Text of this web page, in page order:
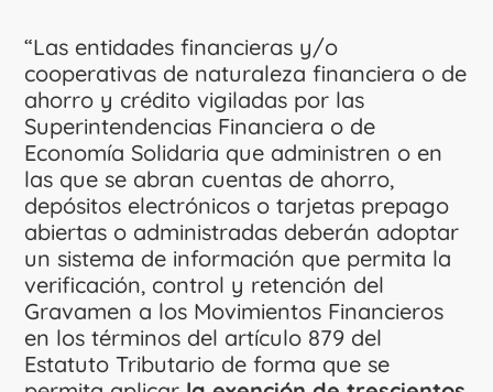
“Las entidades financieras y/o
cooperativas de naturaleza financiera o de
ahorro y crédito vigiladas por las
Superintendencias Financiera o de
Economía Solidaria que administren o en
las que se abran cuentas de ahorro,
depósitos electrónicos o tarjetas prepago
abiertas o administradas deberán adoptar
un sistema de información que permita la
verificación, control y retención del
Gravamen a los Movimientos Financieros
en los términos del artículo 879 del
Estatuto Tributario de forma que se